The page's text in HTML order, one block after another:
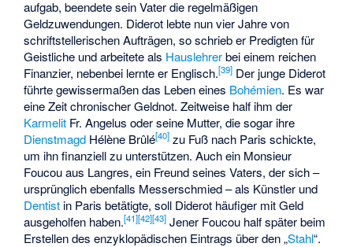
aufgab, beendete sein Vater die regelmäßigen
Geldzuwendungen. Diderot lebte nun vier Jahre von
schriftstellerischen Aufträgen, so schrieb er Predigten für
Geistliche und arbeitete als Hauslehrerbei einem reichen
Finanzier, nebenbei lernte er Englisch.[39] Der junge Diderot
führte gewissermaßen das Leben eines Bohémien. Es war
eine Zeit chronischer Geldnot. Zeitweise half ihm der
Karmelit Fr. Angelus oder seine Mutter, die sogar ihre
Dienstmagd Hélène Brûlé[40] zu Fuß nach Paris schickte,
um ihn finanziell zu unterstützen. Auch ein Monsieur
Foucou aus Langres, ein Freund seines Vaters, der sich –
ursprünglich ebenfalls Messerschmied – als Künstler und
Dentist in Paris betätigte, soll Diderot häufiger mit Geld
ausgeholfen haben.[41][42][43] Jener Foucou half später beim
Erstellen des enzyklopädischen Eintrags über den „Stahl“.